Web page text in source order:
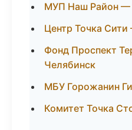
МУП Наш Район —
Центр Точка
Фонд Проспект
Челябинск
МБУ Горожанин
Комитет Точка